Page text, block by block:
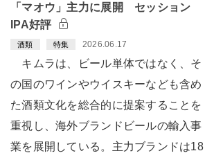
「マオウ」主力に展開 セッション
IPA好評
酒類 特集 2026.06.17
キムラは、ビール単体ではなく、そ
の国のワインやウイスキーなども含め
た酒類文化を総合的に提案することを
重視し、海外ブランドビールの輸入事
業を展開している。主力ブランドは18